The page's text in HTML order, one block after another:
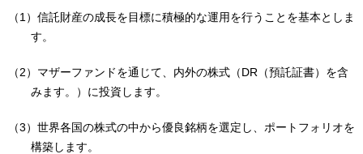
（1）信託財産の成長を目標に積極的な運用を行うことを基本としま
す。
（2）マザーファンドを通じて、内外の株式（DR（預託証書）を含
みます。）に投資します。
（3）世界各国の株式の中から優良銘柄を選定し、ポートフォリオを
構築します。